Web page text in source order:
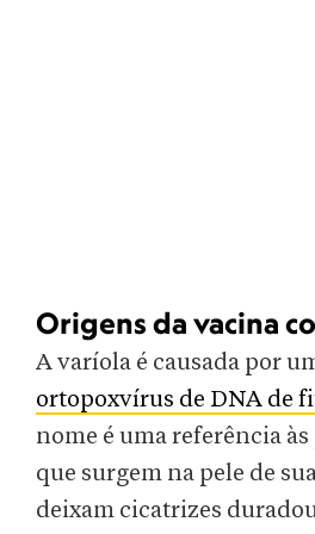
Origens da vacina
A varíola é causada por
ortopoxvírus de DNA de
nome é uma referência
que surgem na pele de
deixam cicatrizes